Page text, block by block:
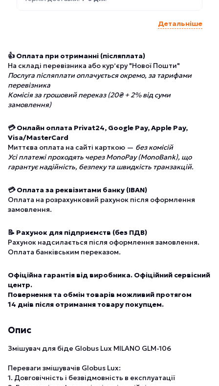
Детальніше
👍 Оплата при отриманні (післяплата)
На складі перевізника або курʼєру "Нової Пошти"
Послуга післяплати оплачується окремо, за тарифами
перевізника
Комісія за грошовий переказ (20₴ + 2% від суми
замовлення)
💳 Онлайн оплата Privat24, Google Pay, Apple Pay,
Visa/MasterCard
Миттєва оплата на сайті карткою — без комісій
Усі платежі проходять через MonoPay (MonoBank), що
гарантує надійність, безпеку та швидкість транзакцій.
💳 Оплата за реквізитами банку (IBAN)
Оплата на розрахунковий рахунок після оформлення
замовлення.
📝 Рахунок для підприємств (без ПДВ)
Рахунок надсилається після оформлення замовлення.
Оплата банківським переказом.
Офіційна гарантія від виробника. Офіційний сервісний
центр.
Повернення та обмін товарів можливий протягом
14 днів після отримання товару покупцем.
Опис
Змішувач для біде Globus Lux MILANO GLM-106
Переваги змішувачів Globus Lux:
1. Довговічність і безвідмовність в експлуатації